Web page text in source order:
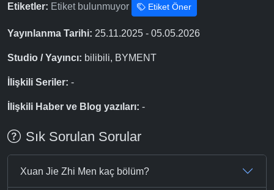
Etiketler: Etiket bulunmuyor Etiket Öner
Yayınlanma Tarihi: 25.11.2025 - 05.05.2026
Studio / Yayıncı: bilibili, BYMENT
İlişkili Seriler: -
İlişkili Haber ve Blog yazıları: -
Sık Sorulan Sorular
Xuan Jie Zhi Men kaç bölüm?